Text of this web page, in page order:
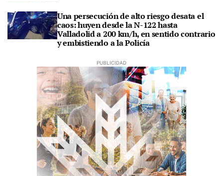
Una persecución de alto riesgo desata el
caos: huyen desde la N-122 hasta
Valladolid a 200 km/h, en sentido contrario
y embistiendo a la Policía